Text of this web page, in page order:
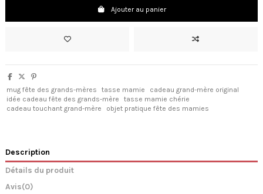
Ajouter au panier
mug fête des grands-mères tasse mamie
cadeau grand-mère original
idée cadeau fête des grands-mère
tasse mamie chérie
cadeau touchant grand-mère
objet pratique fête des mamies
Description
Détails du produit
Avis(0)